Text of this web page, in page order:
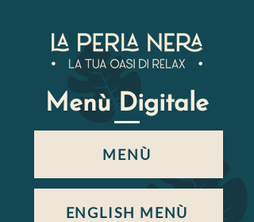
Menù Digitale
MENÙ
ENGLISH MENÙ